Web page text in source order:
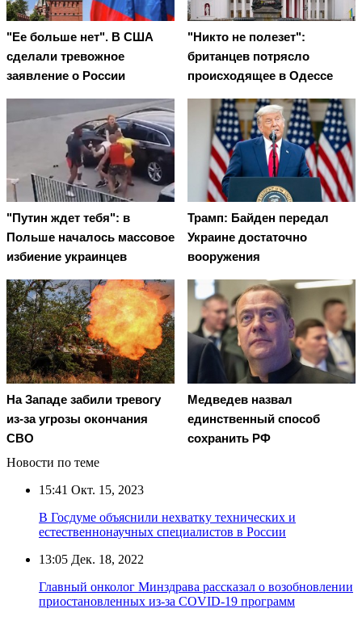
"Ее больше нет". В США
сделали тревожное
заявление о России
"Никто не полезет":
британцев потрясло
происходящее в Одессе
"Путин ждет тебя": в
Польше началось массовое
избиение украинцев
Трамп: Байден передал
Украине достаточно
вооружения
На Западе забили тревогу
из-за угрозы окончания
СВО
Медведев назвал
единственный способ
сохранить РФ
Новости по теме
15:41 Окт. 15, 2023
В Госдуме объяснили нехватку технических и
естественнонаучных специалистов в России
13:05 Дек. 18, 2022
Главный онколог Минздрава рассказал о возобновлении
приостановленных из-за COVID-19 программ